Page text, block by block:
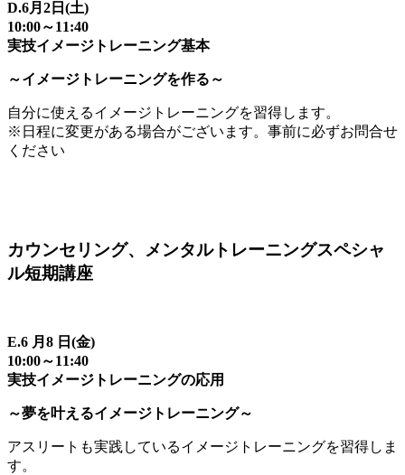
D.6月2日(土)
10:00～11:40
実技イメージトレーニング基本
～イメージトレーニングを作る～
自分に使えるイメージトレーニングを習得します。
※日程に変更がある場合がございます。事前に必ずお問合せ
ください
カウンセリング、メンタルトレーニングスペシャ
ル短期講座
E.6 月8 日(金)
10:00～11:40
実技イメージトレーニングの応用
～夢を叶えるイメージトレーニング～
アスリートも実践しているイメージトレーニングを習得しま
す。